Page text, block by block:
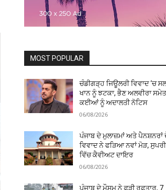
MOST POPULAR
ਚੰਡੀਗੜ੍ਹ ਜਿਊਲਰੀ ਵਿਵਾਦ ‘ਚ
ਖਾਨ ਨੂੰ ਝਟਕਾ, ਭੈਣ ਅਲਵੀਰਾ
ਕਈਆਂ ਨੂੰ ਅਦਾਲਤੀ ਨੋਟਿਸ
06/08/2026
ਪੰਜਾਬ ਦੇ ਮੁਲਾਜ਼ਮਾਂ ਅਤੇ ਪੈਨਸ਼ਨਰਾਂ
ਵਿਵਾਦ ਨੇ ਫੜਿਆ ਨਵਾਂ ਮੋੜ,
ਵਿੱਚ ਕੈਵੀਅਟ ਦਾਇਰ
06/08/2026
ਪੰਜਾਬ ਦੇ ਮੌਸਮ ਨੇ ਫੜੀ ਰਫ਼ਤਾਰ, 7